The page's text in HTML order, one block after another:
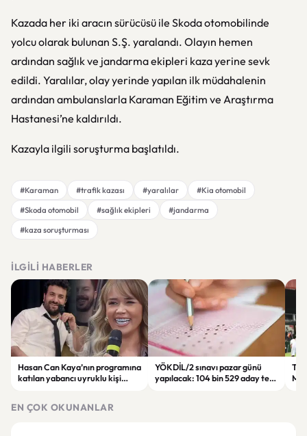
Kazada her iki aracın sürücüsü ile Skoda otomobilinde
yolcu olarak bulunan S.Ş. yaralandı. Olayın hemen
ardından sağlık ve jandarma ekipleri kaza yerine sevk
edildi. Yaralılar, olay yerinde yapılan ilk müdahalenin
ardından ambulanslarla Karaman Eğitim ve Araştırma
Hastanesi’ne kaldırıldı.
Kazayla ilgili soruşturma başlatıldı.
#Karaman #trafik kazası #yaralılar
#Kia otomobil
#Skoda otomobil
#sağlık ekipleri
#jandarma
#kaza soruşturması
İLGILI HABERLER
Hasan Can Kaya’nın programına
katılan yabancı uyruklu kişi
YÖKDİL/2 sınavı pazar günü
yapılacak: 104 bin 529 aday ter
EN ÇOK OKUNANLAR